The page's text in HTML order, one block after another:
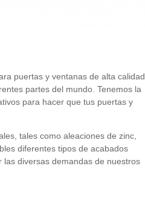
puertas y ventanas de alta calidad,
partes del mundo. Tenemos la
para hacer que tus puertas y
tales como aleaciones de zinc,
diferentes tipos de acabados
diversas demandas de nuestros